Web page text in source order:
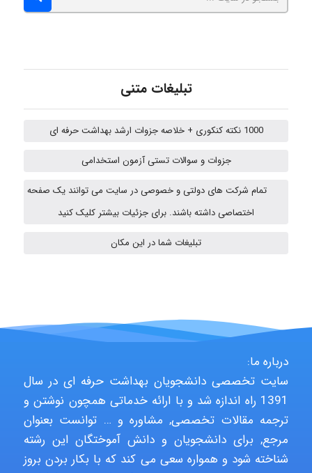
ehtesham
A.balandeh
aghajari vahid
Poubakhtiari
تبلیغات متنی
1000 نکته کنکوری + خلاصه جزوات ارشد بهداشت حرفه ای
جزوات و سوالات تستی آزمون استخدامی
تمام شرکت های دولتی و خصوصی در سایت می توانند یک صفحه
اختصاصی داشته باشند. برای جزئیات بیشتر کلیک کنید
تبلیغات شما در این مکان
درباره ما:
سایت تخصصی دانشجویان بهداشت حرفه ای در سال
1391 راه اندازه شد و با ارائه خدماتی همچون نوشتن و
ترجمه مقالات تخصصی, مشاوره و … توانست بعنوان
مرجع, برای دانشجویان و دانش آموختگان این رشته
شناخته شود و همواره سعی می کند که با بکار بردن بروز